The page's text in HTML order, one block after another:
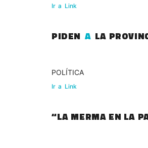
Ir a Link
PIDEN A LA
POLÍTICA
Ir a Link
“LA MERMA EN LA